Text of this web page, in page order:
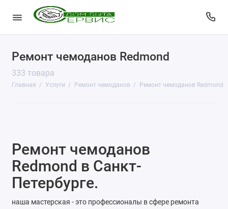
Ремонт чемоданов Redmond
333 товара
Главная Услуги Ремонт чемоданов Ремонт чемоданов Redmond
КопиЦентр
Сувенирная продукция
Заправка картриджей
Изготовление ключей
Пульты для ворот и шлагбаумов
Ремонт чемоданов
Redmond в Санкт-
Петербурге.
наша мастерская - это профессионалы в сфере ремонта